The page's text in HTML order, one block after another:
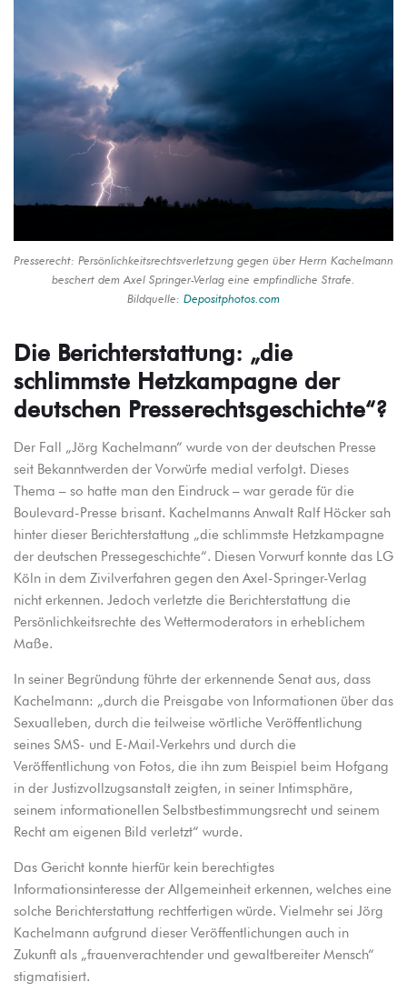
Presserecht: Persönlichkeitsrechtsverletzung gegen über Herrn Kachelmann
beschert dem Axel Springer-Verlag eine empfindliche Strafe.
Bildquelle: Depositphotos.com
Die Berichterstattung: „die
schlimmste Hetzkampagne der
deutschen Presserechtsgeschichte“?
Der Fall „Jörg Kachelmann“ wurde von der deutschen Presse
seit Bekanntwerden der Vorwürfe medial verfolgt. Dieses
Thema – so hatte man den Eindruck – war gerade für die
Boulevard-Presse brisant. Kachelmanns Anwalt Ralf Höcker sah
hinter dieser Berichterstattung „die schlimmste Hetzkampagne
der deutschen Pressegeschichte“. Diesen Vorwurf konnte das LG
Köln in dem Zivilverfahren gegen den Axel-Springer-Verlag
nicht erkennen. Jedoch verletzte die Berichterstattung die
Persönlichkeitsrechte des Wettermoderators in erheblichem
Maße.
In seiner Begründung führte der erkennende Senat aus, dass
Kachelmann: „durch die Preisgabe von Informationen über das
Sexualleben, durch die teilweise wörtliche Veröffentlichung
seines SMS- und E-Mail-Verkehrs und durch die
Veröffentlichung von Fotos, die ihn zum Beispiel beim Hofgang
in der Justizvollzugsanstalt zeigten, in seiner Intimsphäre,
seinem informationellen Selbstbestimmungsrecht und seinem
Recht am eigenen Bild verletzt“ wurde.
Das Gericht konnte hierfür kein berechtigtes
Informationsinteresse der Allgemeinheit erkennen, welches eine
solche Berichterstattung rechtfertigen würde. Vielmehr sei Jörg
Kachelmann aufgrund dieser Veröffentlichungen auch in
Zukunft als „frauenverachtender und gewaltbereiter Mensch“
stigmatisiert.